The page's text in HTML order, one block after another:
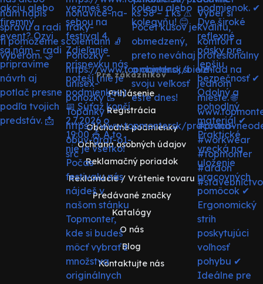
Pre zákazníkov
Prihlásenie
Registrácia
Obchodné podmienky
Ochrana osobných údajov
Reklamačný poriadok
Reklamácie / Vrátenie tovaru
Predávané značky
Katalógy
O nás
Blog
Kontaktujte nás